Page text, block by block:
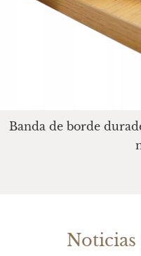
Banda de borde
Noticias